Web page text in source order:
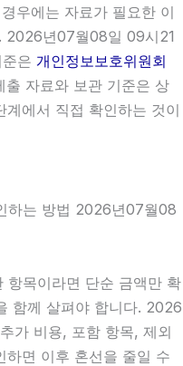
우에는 자료가 필요한 이
2026년07월08일 09시21
은 개인정보보호위원회
출 자료와 보관 기준은 상
에서 직접 확인하는 것이
하는 방법 2026년07월08
항목이라면 단순 금액만 확
함께 살펴야 합니다. 2026
가 비용, 포함 항목, 제외
하면 이후 혼선을 줄일 수